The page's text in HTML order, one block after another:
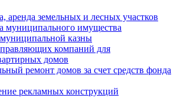
аренда земельных и лесных участков
муниципального имущества
казны
компаний для
домов
ремонт домов за счет средств фонда
рекламных конструкций